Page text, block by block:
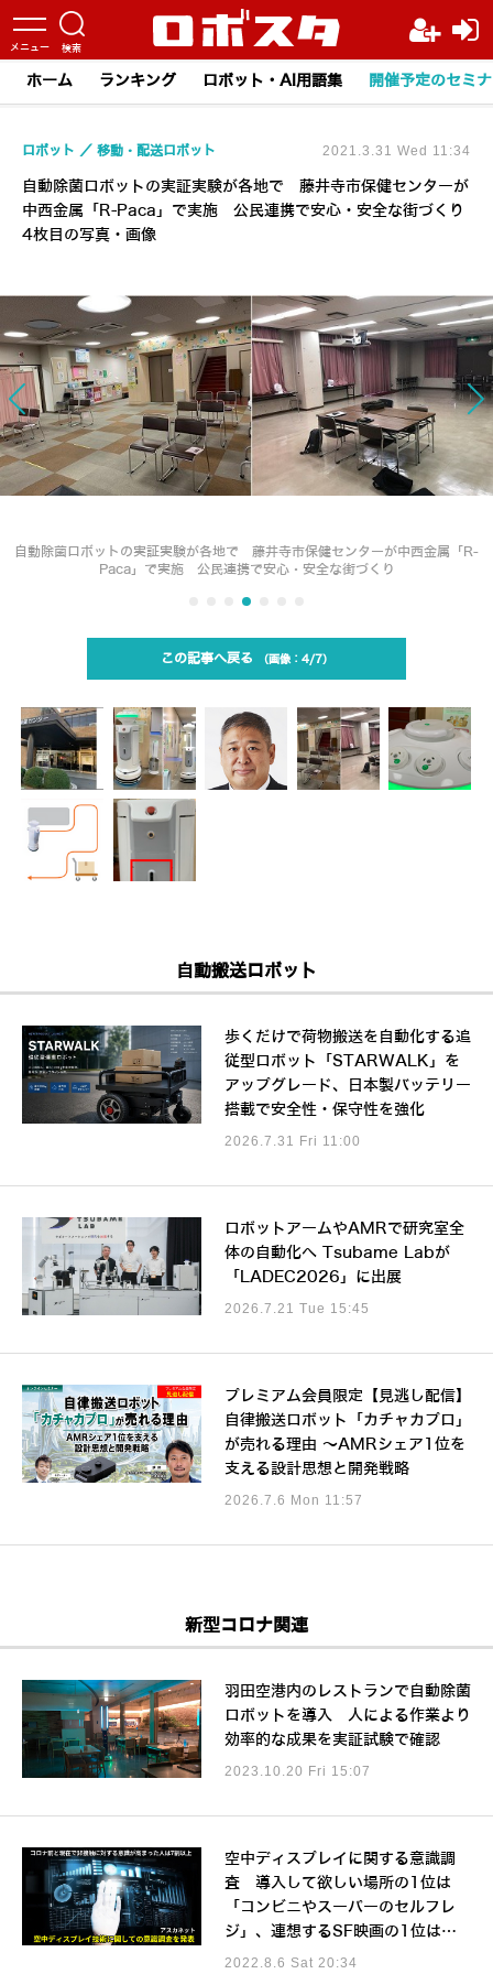
ホーム ランキング ロボット・AI用語集 開催予定のセミ
自動除菌ロボットの実証実験が各地で 藤井寺市保健センターが
中西金属「R-Paca」で実施 公民連携で安心・安全な街づくり
4枚目の写真・画像
ロボット 移動・配送ロボット 2021.3.31 Wed 11:34
自動除菌ロボットの実証実験が各地で 藤井寺市保健センターが中西金属「R-
Paca」で実施 公民連携で安心・安全な街づくり
この記事へ戻る 4/7
自動搬送ロボット
歩くだけで荷物搬送を自動化する追
従型ロボット「STARWALK」を
アップグレード、日本製バッテリー
搭載で安全性・保守性を強化
2026.7.31 Fri 11:00
ロボットアームやAMRで研究室全
体の自動化へ Tsubame Labが
「LADEC2026」に出展
2026.7.21 Tue 15:45
プレミアム会員限定【見逃し配信】
自律搬送ロボット「カチャカプロ」
が売れる理由 ～AMRシェア1位を
支える設計思想と開発戦略
2026.7.6 Mon 11:57
新型コロナ関連
羽田空港内のレストランで自動除菌
ロボットを導入 人による作業より
効率的な成果を実証試験で確認
2023.10.20 Fri 15:07
空中ディスプレイに関する意識調
査 導入して欲しい場所の1位は
「コンビニやスーパーのセルフレ
ジ」、連想するSF映画の1位は…
2022.8.6 Sat 20:34